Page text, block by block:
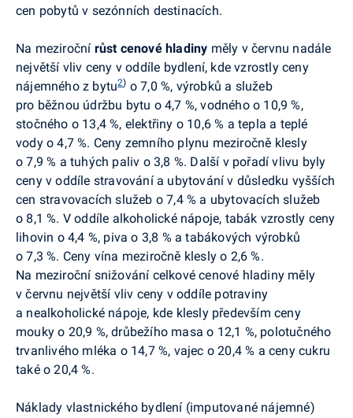
cen pobytů v sezónních destinacích.
Na meziroční růst cenové hladiny měly v červnu nadále
největší vliv ceny v oddíle bydlení, kde vzrostly ceny
nájemného z bytu2) o 7,0 %, výrobků a služeb
pro běžnou údržbu bytu o 4,7 %, vodného o 10,9 %,
stočného o 13,4 %, elektřiny o 10,6 % a tepla a teplé
vody o 4,7 %. Ceny zemního plynu meziročně klesly
o 7,9 % a tuhých paliv o 3,8 %. Další v pořadí vlivu byly
ceny v oddíle stravování a ubytování v důsledku vyšších
cen stravovacích služeb o 7,4 % a ubytovacích služeb
o 8,1 %. V oddíle alkoholické nápoje, tabák vzrostly ceny
lihovin o 4,4 %, piva o 3,8 % a tabákových výrobků
o 7,3 %. Ceny vína meziročně klesly o 2,6 %.
Na meziroční snižování celkové cenové hladiny měly
v červnu největší vliv ceny v oddíle potraviny
a nealkoholické nápoje, kde klesly především ceny
mouky o 20,9 %, drůbežího masa o 12,1 %, polotučného
trvanlivého mléka o 14,7 %, vajec o 20,4 % a ceny cukru
také o 20,4 %.
Náklady vlastnického bydlení (imputované nájemné)